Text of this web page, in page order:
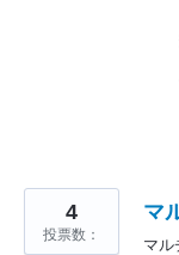
マ
マル
4
投票数：